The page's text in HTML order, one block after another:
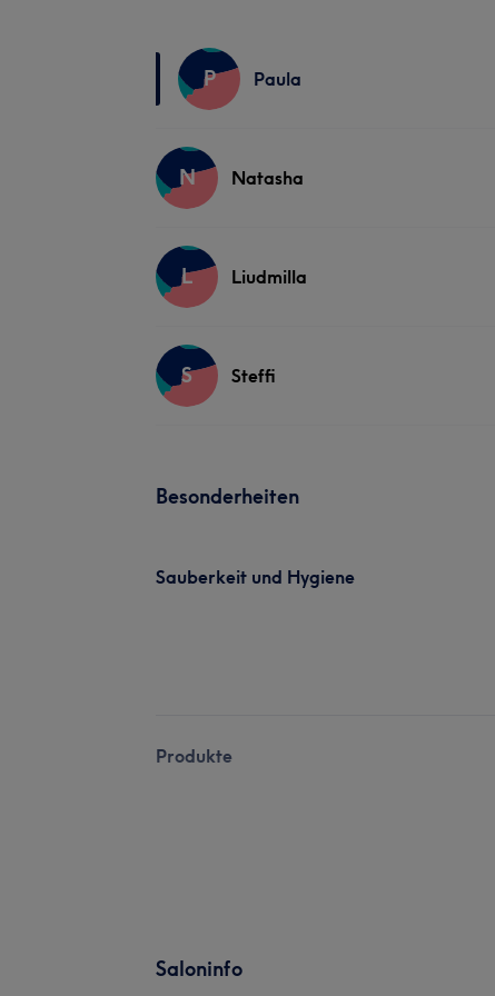
P Paula
N Natasha
L Liudmilla
S Steffi
Besonderheiten
Sauberkeit und Hygiene
Produkte
Saloninfo